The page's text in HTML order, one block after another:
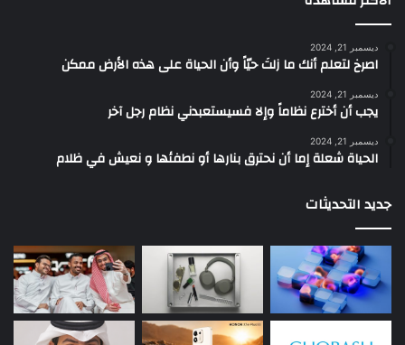
ديسمبر 21, 2024
‫اصرخ لتعلم أنك ما زلتَ حيّاً وأن الحياة على هذه الأرض ممكن
ديسمبر 21, 2024
يجب أن أخترع نظاماً وإلا فسيستعبدني نظام رجل آخر
ديسمبر 21, 2024
الحياة شعلة إما أن نحترق بنارها أو نطفئها و نعيش في ظلام
جديد التحديثات